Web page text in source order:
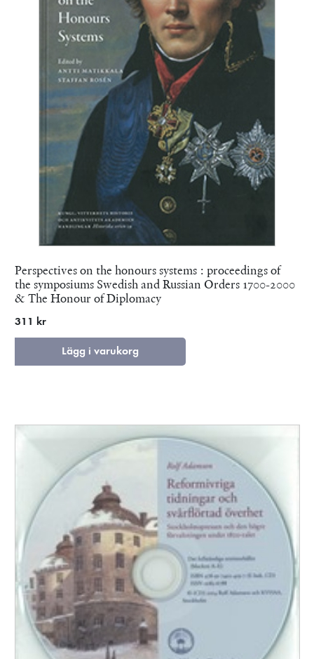
Perspectives on the honours systems : proceedings of
the symposiums Swedish and Russian Orders 1700-2000
& The Honour of Diplomacy
311 kr
Lägg i varukorg